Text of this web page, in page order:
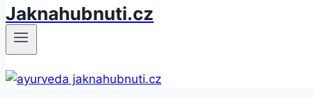
Jaknahubnuti.cz